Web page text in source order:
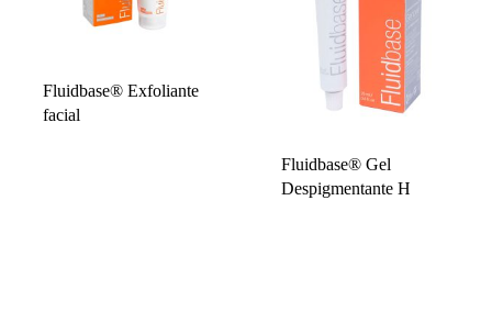
Fluidbase® Exfoliante
facial
Fluidbase® Gel
Despigmentante H